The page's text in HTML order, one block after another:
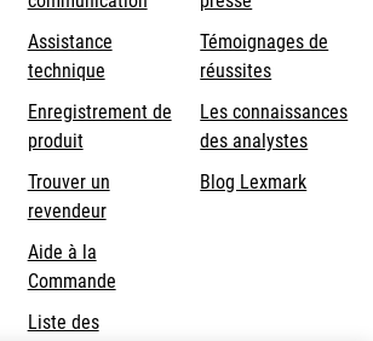
s’ouvre
onglet
s’ouvre
dans
un
nouvel
onglet
Assistance
techniques’ouvre
un
onglet
Enregistrement de
produit
Trouver un
revendeur
Aide à la
Commande
Liste des
Témoignages de
réussites
Les connaissances
des analystes
Blog Lexmark